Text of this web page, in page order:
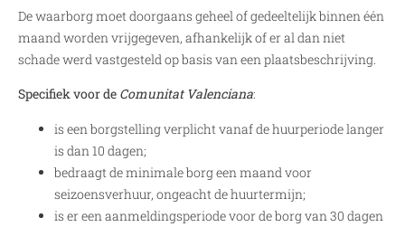
De waarborg moet doorgaans geheel of gedeeltelijk binnen één
maand worden vrijgegeven, afhankelijk of er al dan niet
schade werd vastgesteld op basis van een plaatsbeschrijving.
Specifiek voor de Comunitat Valenciana:
is een borgstelling verplicht vanaf de huurperiode langer
is dan 10 dagen;
bedraagt de minimale borg een maand voor
seizoensverhuur, ongeacht de huurtermijn;
is er een aanmeldingsperiode voor de borg van 30 dagen